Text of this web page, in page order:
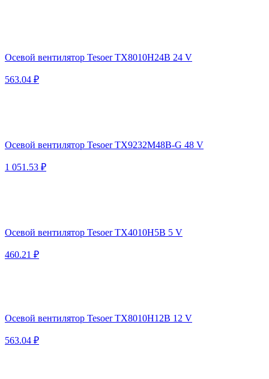
Осевой вентилятор Tesoer TX8010H24B 24 V
563.04 ₽
Осевой вентилятор Tesoer TX9232M48B-G 48 V
1 051.53 ₽
Осевой вентилятор Tesoer TX4010H5B 5 V
460.21 ₽
Осевой вентилятор Tesoer TX8010H12B 12 V
563.04 ₽